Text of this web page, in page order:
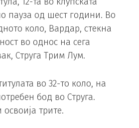
пауза од шест години. Во
коло, Вардар, стекна
во однос на сега
Струга Трим Лум.
во 32-то коло, на
бод во Струга.
трите.